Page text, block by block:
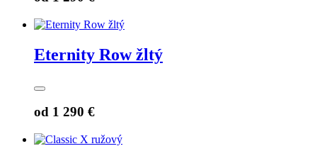
Eternity Row žltý
od 1 290 €